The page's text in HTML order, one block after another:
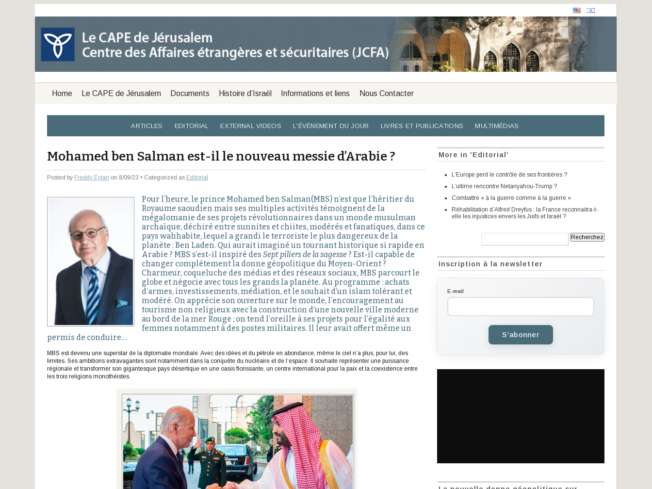
Home Le CAPE de Jérusalem Documents Histoire d’Israël Informations et liens Nous Contacter
ARTICLES EDITORIAL EXTERNAL VIDEOS L'ÉVÉNEMENT DU JOUR LIVRES ET PUBLICATIONS MULTIMÉDIAS
Mohamed ben Salman est-il le nouveau messie d’Arabie ?
Posted by Freddy Eytan on 8/09/23 • Categorized as Editorial
Pour l’heure, le prince Mohamed ben Salman(MBS) n’est que l’héritier du
Royaume saoudien mais ses multiples activités témoignent de la
mégalomanie de ses projets révolutionnaires dans un monde musulman
archaïque, déchiré entre sunnites et chiites, modérés et fanatiques, dans ce
pays wahhabite, lequel a grandi le terroriste le plus dangereux de la
planète : Ben Laden. Qui aurait imaginé un tournant historique si rapide en
Arabie ? MBS s’est-il inspiré des Sept piliers de la sagesse ? Est-il capable de
changer complétement la donne géopolitique du Moyen-Orient ?
Charmeur, coqueluche des médias et des réseaux sociaux, MBS parcourt le
globe et négocie avec tous les grands la planète. Au programme : achats
d’armes, investissements, médiation, et le souhait d’un islam tolérant et
modéré. On apprécie son ouverture sur le monde, l’encouragement au
tourisme non religieux avec la construction d’une nouvelle ville moderne
au bord de la mer Rouge ; on tend l’oreille à ses projets pour l’égalité aux
femmes notamment à des postes militaires. Il leur avait offert même un
permis de conduire…
MBS est devenu une superstar de la diplomatie mondiale. Avec des idées et du pétrole en abondance, même le ciel n’a plus, pour lui, des
limites. Ses ambitions extravagantes sont notamment dans la conquête du nucléaire et de l’espace. Il souhaite représenter une puissance
régionale et transformer son gigantesque pays désertique en une oasis florissante, un centre international pour la paix et la coexistence entre
les trois religions monothéistes.
More in 'Editorial'
L’Europe perd le contrôle de ses frontières ?
L’ultime rencontre Netanyahou-Trump ?
Combattre « à la guerre comme à la guerre »
Réhabilitation d’Alfred Dreyfus : la France reconnaitra-t-
elle les injustices envers les Juifs et Israël ?
Inscription à la newsletter
E-mail
S'abonner